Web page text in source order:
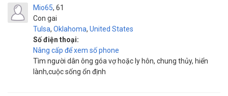
Mio65
Con gai
61
Tulsa, Oklahoma, United States
Số điện thoại:
Nâng cấp để xem số phone
Tìm người dân ông góa vợ hoặc ly hôn, chung thủy, hiển
lành,cuộc sống ổn định